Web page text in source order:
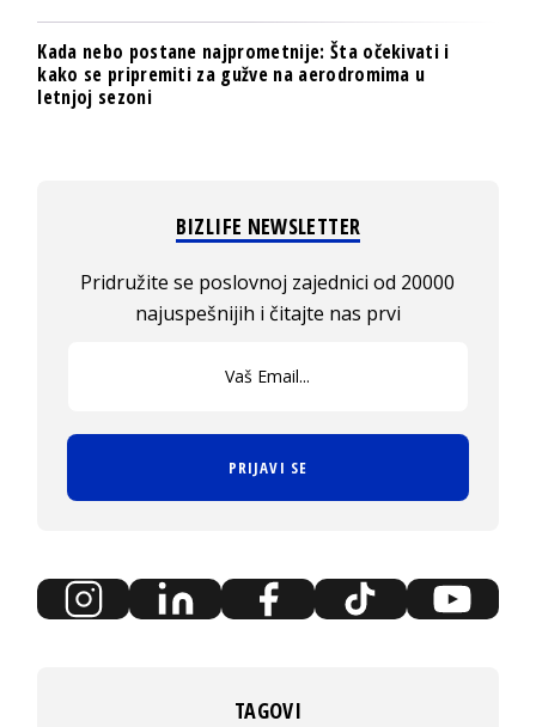
Kada nebo postane najprometnije: Šta očekivati i
kako se pripremiti za gužve na aerodromima u
letnjoj sezoni
BIZLIFE NEWSLETTER
Pridružite se poslovnoj zajednici od 20000
najuspešnijih i čitajte nas prvi
PRIJAVI SE
TAGOVI